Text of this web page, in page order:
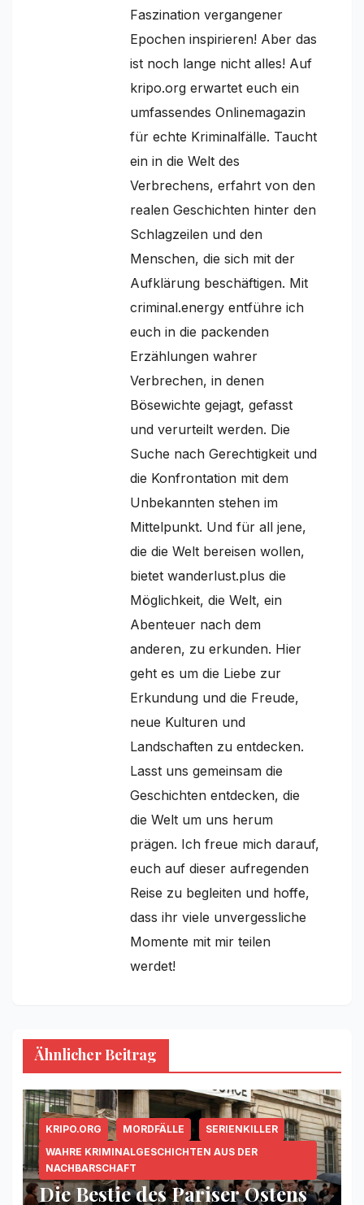
Faszination vergangener
Epochen inspirieren! Aber das
ist noch lange nicht alles! Auf
kripo.org erwartet euch ein
umfassendes Onlinemagazin
für echte Kriminalfälle. Taucht
ein in die Welt des
Verbrechens, erfahrt von den
realen Geschichten hinter den
Schlagzeilen und den
Menschen, die sich mit der
Aufklärung beschäftigen. Mit
criminal.energy entführe ich
euch in die packenden
Erzählungen wahrer
Verbrechen, in denen
Bösewichte gejagt, gefasst
und verurteilt werden. Die
Suche nach Gerechtigkeit und
die Konfrontation mit dem
Unbekannten stehen im
Mittelpunkt. Und für all jene,
die die Welt bereisen wollen,
bietet wanderlust.plus die
Möglichkeit, die Welt, ein
Abenteuer nach dem
anderen, zu erkunden. Hier
geht es um die Liebe zur
Erkundung und die Freude,
neue Kulturen und
Landschaften zu entdecken.
Lasst uns gemeinsam die
Geschichten entdecken, die
die Welt um uns herum
prägen. Ich freue mich darauf,
euch auf dieser aufregenden
Reise zu begleiten und hoffe,
dass ihr viele unvergessliche
Momente mit mir teilen
werdet!
Ähnlicher Beitrag
KRIPO.ORG MORDFÄLLE
SERIENKILLER
WAHRE KRIMINALGESCHICHTEN AUS DER
NACHBARSCHAFT
Die Bestie des Pariser Ostens